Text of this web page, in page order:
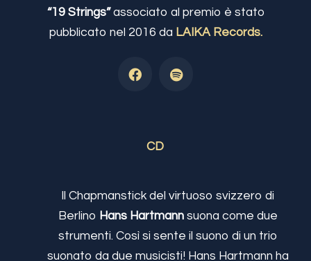
“19 Strings”associato al premio è stato
pubblicato nel 2016 da LAIKA Records.
CD
Il Chapmanstick del virtuoso svizzero di
Berlino Hans Hartmannsuona come due
strumenti. Così si sente il suono di un trio
suonato da due musicisti! Hans Hartmann ha